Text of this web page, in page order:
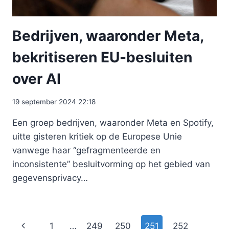
Bedrijven, waaronder Meta,
bekritiseren EU-besluiten
over AI
19 september 2024 22:18
Een groep bedrijven, waaronder Meta en Spotify,
uitte gisteren kritiek op de Europese Unie
vanwege haar “gefragmenteerde en
inconsistente” besluitvorming op het gebied van
gegevensprivacy…
Paginanavigatie
Vorige 1 … 249 250 251 252